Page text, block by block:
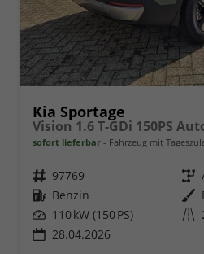
Kia Sportage
sofort lieferbar Fahrzeug mit
Fahrzeugnr. 97769 Getriebe
Kraftstoff Benzin Außenfarbe
Leistung 110 kW (150 PS) Kilometerstand
28.04.2026